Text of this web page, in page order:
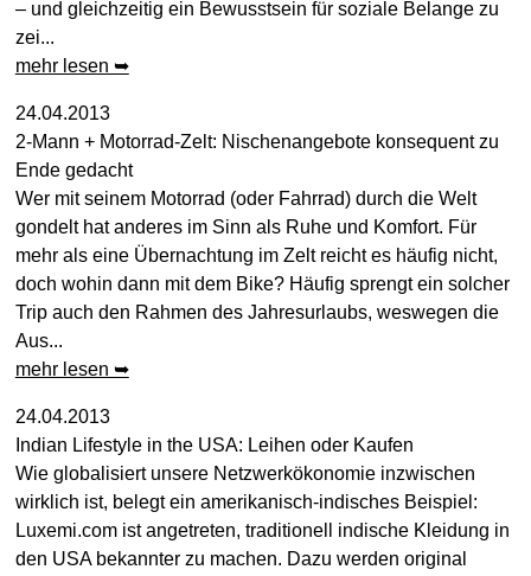
– und gleichzeitig ein Bewusstsein für soziale Belange zu
zei...
mehr lesen ➥
24.04.2013
2-Mann + Motorrad-Zelt: Nischenangebote konsequent zu
Ende gedacht
Wer mit seinem Motorrad (oder Fahrrad) durch die Welt
gondelt hat anderes im Sinn als Ruhe und Komfort. Für
mehr als eine Übernachtung im Zelt reicht es häufig nicht,
doch wohin dann mit dem Bike? Häufig sprengt ein solcher
Trip auch den Rahmen des Jahresurlaubs, weswegen die
Aus...
mehr lesen ➥
24.04.2013
Indian Lifestyle in the USA: Leihen oder Kaufen
Wie globalisiert unsere Netzwerkökonomie inzwischen
wirklich ist, belegt ein amerikanisch-indisches Beispiel:
Luxemi.com ist angetreten, traditionell indische Kleidung in
den USA bekannter zu machen. Dazu werden original